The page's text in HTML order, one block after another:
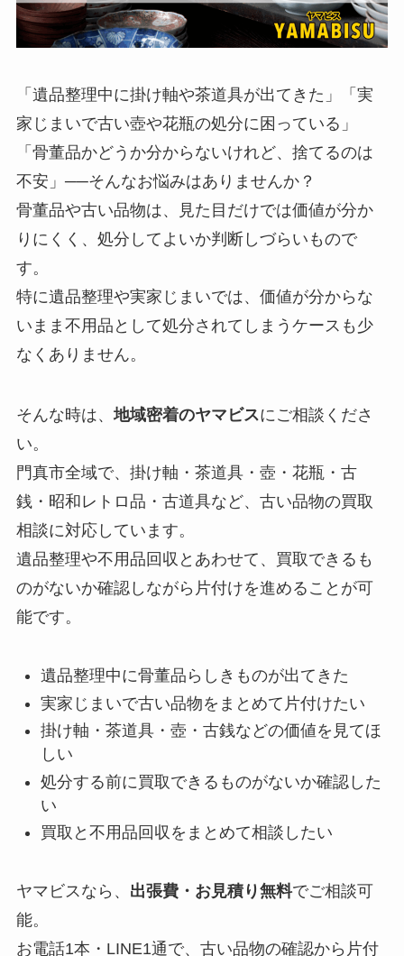
「遺品整理中に掛け軸や茶道具が出てきた」「実
家じまいで古い壺や花瓶の処分に困っている」
「骨董品かどうか分からないけれど、捨てるのは
不安」──そんなお悩みはありませんか？
骨董品や古い品物は、見た目だけでは価値が分か
りにくく、処分してよいか判断しづらいもので
す。
特に遺品整理や実家じまいでは、価値が分からな
いまま不用品として処分されてしまうケースも少
なくありません。
そんな時は、地域密着のヤマビスにご相談くださ
い。
門真市全域で、掛け軸・茶道具・壺・花瓶・古
銭・昭和レトロ品・古道具など、古い品物の買取
相談に対応しています。
遺品整理や不用品回収とあわせて、買取できるも
のがないか確認しながら片付けを進めることが可
能です。
遺品整理中に骨董品らしきものが出てきた
実家じまいで古い品物をまとめて片付けたい
掛け軸・茶道具・壺・古銭などの価値を見てほ
しい
処分する前に買取できるものがないか確認した
い
買取と不用品回収をまとめて相談したい
ヤマビスなら、 出張費・お見積り無料でご相談可
能。
お電話1本・LINE1通で、古い品物の確認から片付